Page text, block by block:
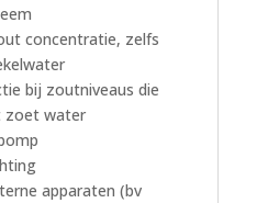
concentratie, zelfs
bij zoutniveaus die
zoet water
apparaten (bv